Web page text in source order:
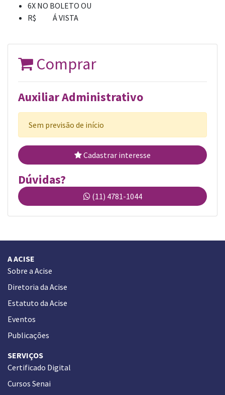
6X NO BOLETO OU
R$ Á VISTA
Comprar
Auxiliar Administrativo
Sem previsão de início
Cadastrar interesse
Dúvidas?
(11) 4781-1044
A ACISE
Sobre a Acise
Diretoria da Acise
Estatuto da Acise
Eventos
Publicações
SERVIÇOS
Certificado Digital
Cursos Senai